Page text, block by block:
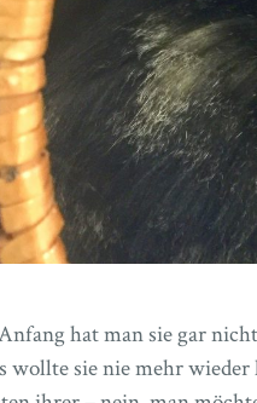
hat man sie gar
wollte sie nie mehr